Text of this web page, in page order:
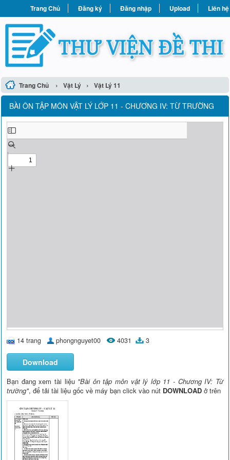
Trang Chủ Đăng ký Đăng nhập Upload Liên hệ
Trang Chủ › Vật Lý › Vật Lý 11
BÀI ÔN TẬP MÔN VẬT LÝ LỚP 11 - CHƯƠNG IV: TỪ TRƯỜNG
14 trang phongnguyet00 4031 3
Download
Bạn đang xem tài liệu "Bài ôn tập môn vật lý lớp 11 - Chương IV: Từ
trường", để tải tài liệu gốc về máy bạn click vào nút DOWNLOAD ở trên